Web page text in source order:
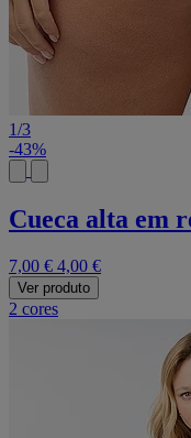
1/3
-43%
Cueca alta em
7,00 € 4,00 €
Ver produto
2 cores